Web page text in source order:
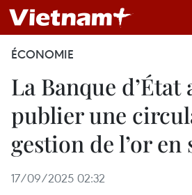
ÉCONOMIE
La Banque d’État
publier une
gestion de l’or en
17/09/2025 02:32